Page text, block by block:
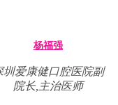
杨福强
圳爱康健口腔医院副
院长,主治医师